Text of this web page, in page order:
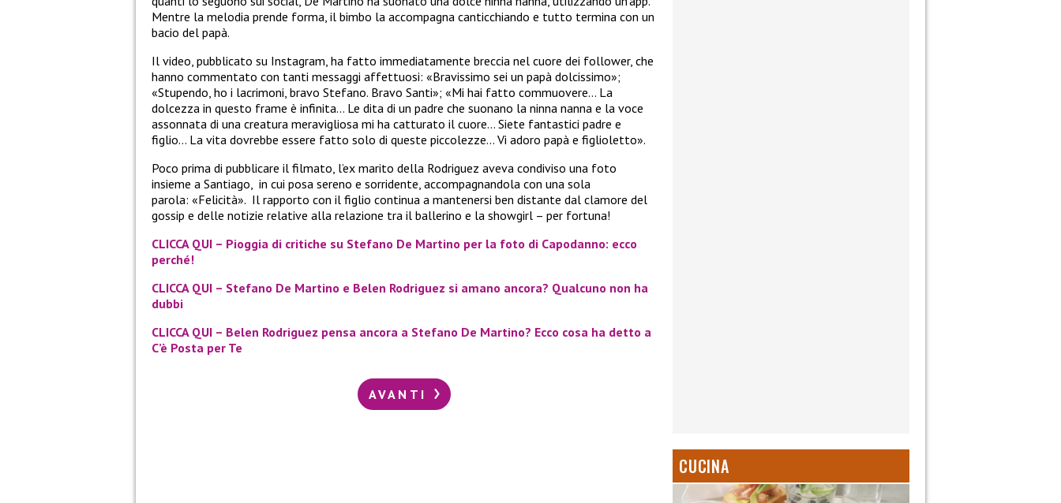
Mentre la melodia prende forma, il bimbo la accompagna canticchiando e tutto termina con un
bacio del papà.
Il video, pubblicato su Instagram, ha fatto immediatamente breccia nel cuore dei follower, che
hanno commentato con tanti messaggi affettuosi: «Bravissimo sei un papà dolcissimo»;
«Stupendo, ho i lacrimoni, bravo Stefano. Bravo Santi»; «Mi hai fatto commuovere… La
dolcezza in questo frame è infinita… Le dita di un padre che suonano la ninna nanna e la voce
assonnata di una creatura meravigliosa mi ha catturato il cuore… Siete fantastici padre e
figlio… La vita dovrebbe essere fatto solo di queste piccolezze… Vi adoro papà e figlioletto».
Poco prima di pubblicare il filmato, l’ex marito della Rodriguez aveva condiviso una foto
insieme a Santiago, in cui posa sereno e sorridente, accompagnandola con una sola
parola: «Felicità». Il rapporto con il figlio continua a mantenersi ben distante dal clamore del
gossip e delle notizie relative alla relazione tra il ballerino e la showgirl – per fortuna!
CLICCA QUI – Pioggia di critiche su Stefano De Martino per la foto di Capodanno: ecco
perché!
CLICCA QUI – Stefano De Martino e Belen Rodriguez si amano ancora? Qualcuno non ha
dubbi
CLICCA QUI – Belen Rodriguez pensa ancora a Stefano De Martino? Ecco cosa ha detto a
C’è Posta per Te
AVANTI
CUCINA